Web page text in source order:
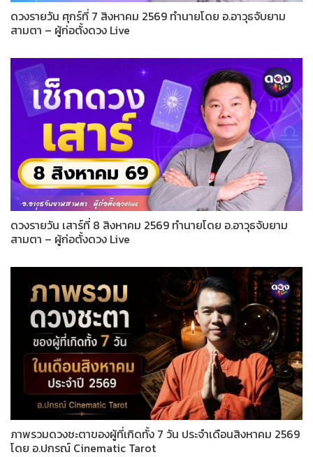
ดวงรายวัน ศุกร์ที่ 7 สิงหาคม 2569 ทำนายโดย อ.อาวุธจับยาม
สามตา – ผู้ก่อตั้งดวง Live
ดวงรายวัน เสาร์ที่ 8 สิงหาคม 2569 ทำนายโดย อ.อาวุธจับยาม
สามตา – ผู้ก่อตั้งดวง Live
ภาพรวมดวงชะตาของผู้ที่เกิดทั้ง 7 วัน ประจำเดือนสิงหาคม 2569
โดย อ.ปกรณ์ Cinematic Tarot